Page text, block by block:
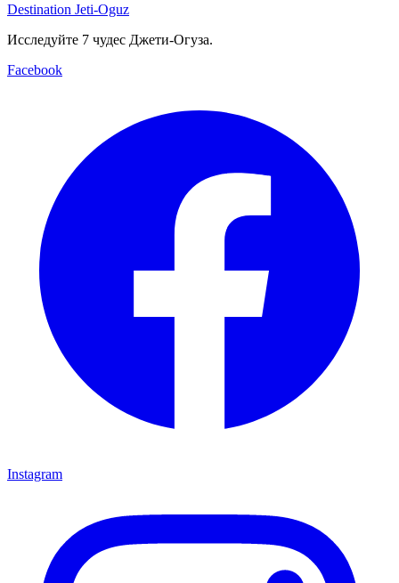
Destination Jeti-Oguz
Исследуйте 7 чудес Джети-Огуза.
Facebook
Instagram